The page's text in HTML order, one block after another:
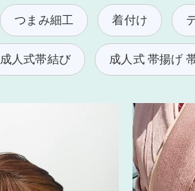
つまみ細工 着付け
成人式帯結び 成人式 帯揚げ